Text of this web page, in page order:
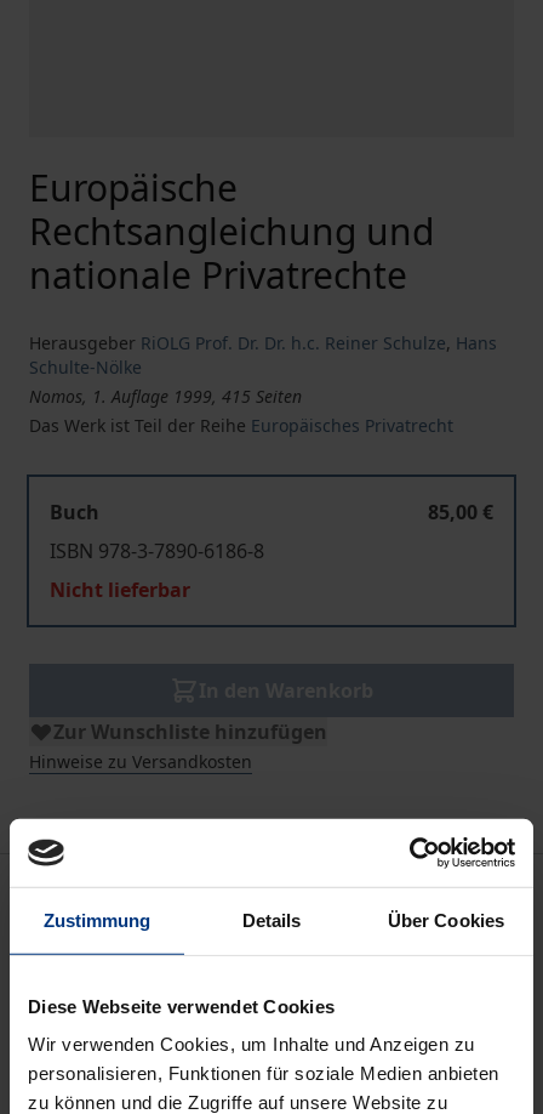
Zustimmung Details Über Cookies
Diese Webseite verwendet Cookies
Wir verwenden Cookies, um Inhalte und Anzeigen zu
personalisieren, Funktionen für soziale Medien anbieten
zu können und die Zugriffe auf unsere Website zu
Europäische
Rechtsangleichung und
nationale Privatrechte
Herausgeber RiOLG Prof. Dr. Dr. h.c. Reiner Schulze, Hans
Schulte-Nölke
Nomos, 1. Auflage 1999, 415 Seiten
Das Werk ist Teil der Reihe Europäisches Privatrecht
Buch
85,00 €
ISBN 978-3-7890-6186-8
Nicht lieferbar
Zur Wunschliste hinzufügen
Hinweise zu Versandkosten
Beschreibung
Die Rechtsetzung der Europäischen Union verändert
mit den europäischen Rechtsakten ist zu einer der
zentralen Aufgaben geworden, die sich auf allen